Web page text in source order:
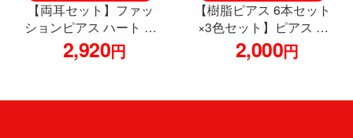
【両耳セット】ファッ
ションピアス ハート パ
ール モチーフ付け替え
対応 カスタム ストレー
ンプル サージカルステ
2,920円
【樹脂ピアス 6本セット
×3色セット】ピアス 耳
たぶ 金属アレルギー対
応 樹脂 小さい 極小 ジ
5mm パール 6mm 8mm
2,000円